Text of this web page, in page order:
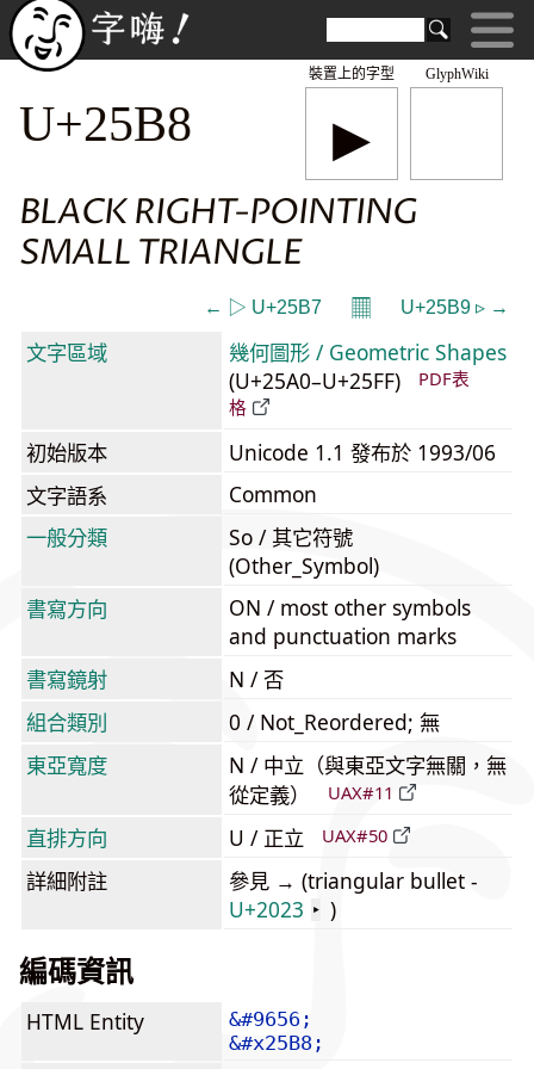
GlyphWiki
▸
裝置上的字型
U+25B8
BLACK RIGHT-POINTING
SMALL TRIANGLE
← ▷ U+25B7 𝄜 U+25B9 ▹ →
文字區域
幾何圖形 / Geometric Shapes
(U+25A0–U+25FF)
PDF表
格
初始版本
Unicode 1.1 發布於 1993/06
文字語系
Common
一般分類
So / 其它符號
(Other_Symbol)
書寫方向
ON / most other symbols
and punctuation marks
書寫鏡射
N / 否
組合類別
0 / Not_Reordered; 無
東亞寬度
N / 中立（與東亞文字無關，無
從定義）
UAX#11
直排方向 U / 正立 UAX#50
詳細附註
參見 → (triangular bullet -
U+2023 ‣ )
編碼資訊
HTML Entity
&#9656;
&#x25B8;